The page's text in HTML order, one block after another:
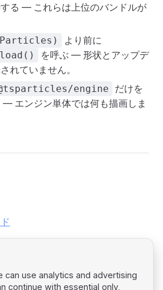
る — これらは上位のバンドルが
より前に
を呼ぶ — 形状とアップデ
れていません。
engine
だけを
— エンジン単体では何も描画しま
can use analytics and advertising
continue with essential only,